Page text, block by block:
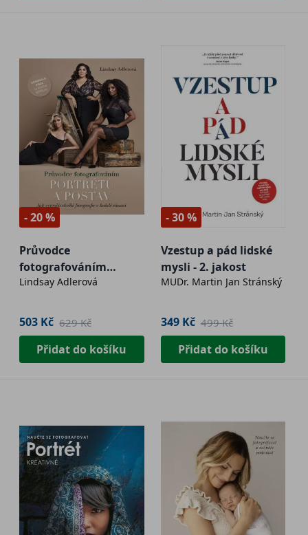
- 20 %
Průvodce
fotografováním
portrétů a postav
Lindsay Adlerová
503 Kč 629 Kč
Přidat do košíku
- 30 %
Vzestup a pád lidské
mysli - 2. jakost
MUDr. Martin Jan Stránský
349 Kč 499 Kč
Přidat do košíku